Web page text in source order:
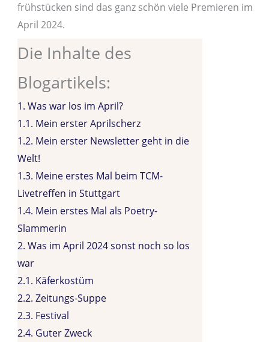
frühstücken sind das ganz schön viele Premieren im
April 2024.
Die Inhalte des
Blogartikels:
1. Was war los im April?
1.1. Mein erster Aprilscherz
1.2. Mein erster Newsletter geht in die
Welt!
1.3. Meine erstes Mal beim TCM-
Livetreffen in Stuttgart
1.4. Mein erstes Mal als Poetry-
Slammerin
2. Was im April 2024 sonst noch so los
war
2.1. Käferkostüm
2.2. Zeitungs-Suppe
2.3. Festival
2.4. Guter Zweck